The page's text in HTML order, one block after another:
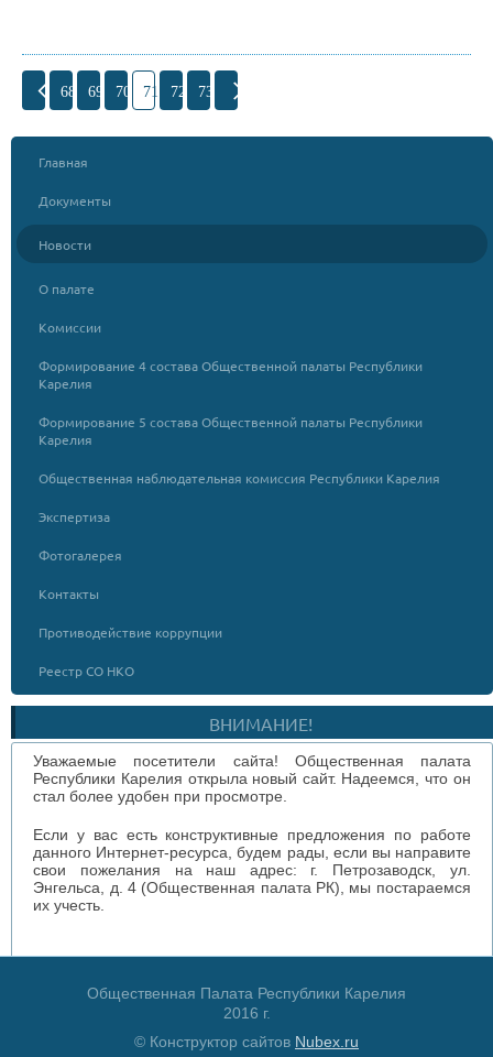
68 69 70 71 72 73
Главная
Документы
Новости
О палате
Комиссии
Формирование 4 состава Общественной палаты Республики
Карелия
Формирование 5 состава Общественной палаты Республики
Карелия
Общественная наблюдательная комиссия Республики Карелия
Экспертиза
Фотогалерея
Контакты
Противодействие коррупции
Реестр СО НКО
ВНИМАНИЕ!
Уважаемые посетители сайта! Общественная палата
Республики Карелия открыла новый сайт. Надеемся, что он
стал более удобен при просмотре.
Если у вас есть конструктивные предложения по работе
данного Интернет-ресурса, будем рады, если вы направите
свои пожелания на наш адрес: г. Петрозаводск, ул.
Энгельса, д. 4 (Общественная палата РК), мы постараемся
их учесть.
Общественная Палата Республики Карелия
2016 г.
© Конструктор сайтов Nubex.ru